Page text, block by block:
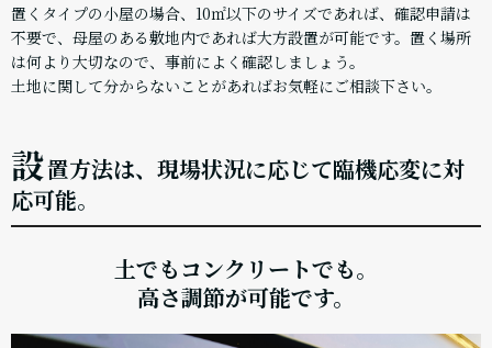
置くタイプの小屋の場合、10㎡以下のサイズであれば、確認申請は
不要で、母屋のある敷地内であれば大方設置が可能です。置く場所
は何より大切なので、事前によく確認しましょう。
土地に関して分からないことがあればお気軽にご相談下さい。
設置方法は、現場状況に応じて臨機応変に対
応可能。
土でもコンクリートでも。
高さ調節が可能です。